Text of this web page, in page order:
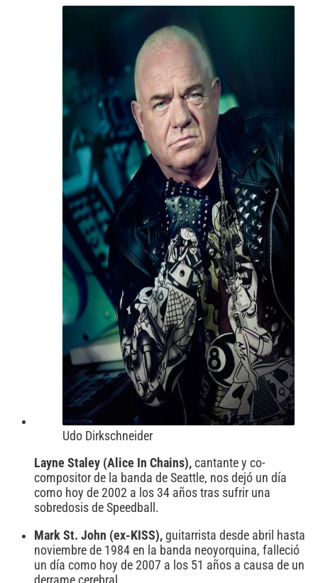
Udo Dirkschneider
Layne Staley (Alice In Chains), cantante y co-
compositor de la banda de Seattle, nos dejó un día
como hoy de 2002 a los 34 años tras sufrir una
sobredosis de Speedball.
Mark St. John (ex-KISS), guitarrista desde abril hasta
noviembre de 1984 en la banda neoyorquina, falleció
un día como hoy de 2007 a los 51 años a causa de un